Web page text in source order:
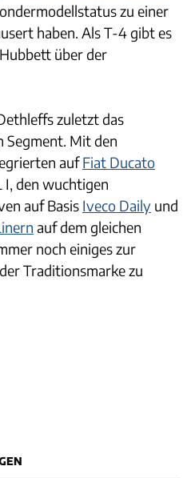
zu einer
haben. Als T-4 gibt es
über der
zuletzt das
Segment. Mit den
aufFiat Ducato
I, den wuchtigen
auf Basis Iveco Daily und
auf dem gleichen
noch einiges zur
Traditionsmarke zu